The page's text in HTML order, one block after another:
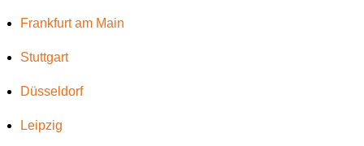
Frankfurt am Main
Stuttgart
Düsseldorf
Leipzig